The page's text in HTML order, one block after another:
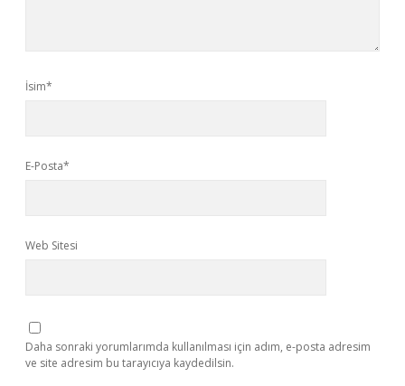
İsim*
E-Posta*
Web Sitesi
Daha sonraki yorumlarımda kullanılması için adım, e-posta adresim
ve site adresim bu tarayıcıya kaydedilsin.